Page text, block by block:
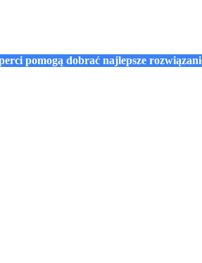
pomogą dobrać najlepsze